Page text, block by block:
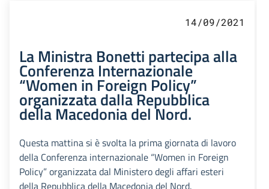
14/09/2021
La Ministra Bonetti partecipa alla
Conferenza Internazionale
“Women in Foreign Policy”
organizzata dalla Repubblica
della Macedonia del Nord.
Questa mattina si è svolta la prima giornata di lavoro
della Conferenza internazionale “Women in Foreign
Policy” organizzata dal Ministero degli affari esteri
della Repubblica della Macedonia del Nord.